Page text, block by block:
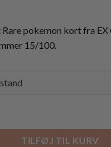
kr. 15,00
pokemon kort fra
15/100.
TILFØJ TIL KURV